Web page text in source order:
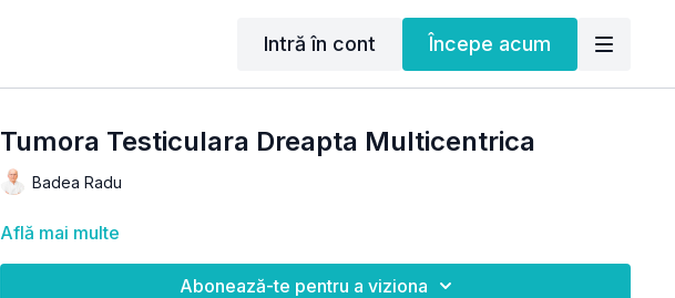
Intră în cont Începe acum
Tumora Testiculara Dreapta Multicentrica
Badea Radu
Află mai multe
Abonează-te pentru a viziona